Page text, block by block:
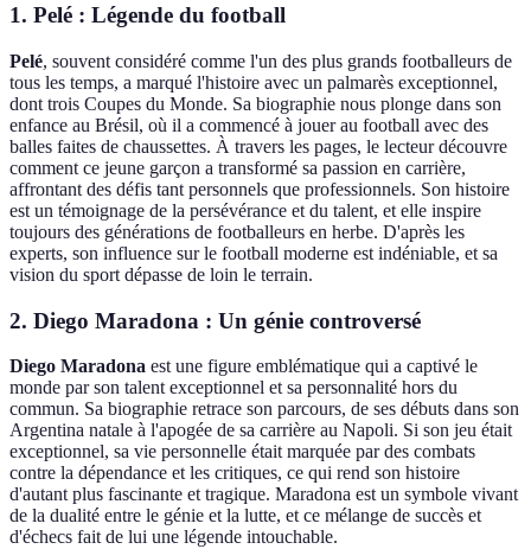
1. Pelé : Légende du football
Pelé, souvent considéré comme l'un des plus grands footballeurs de
tous les temps, a marqué l'histoire avec un palmarès exceptionnel,
dont trois Coupes du Monde. Sa biographie nous plonge dans son
enfance au Brésil, où il a commencé à jouer au football avec des
balles faites de chaussettes. À travers les pages, le lecteur découvre
comment ce jeune garçon a transformé sa passion en carrière,
affrontant des défis tant personnels que professionnels. Son histoire
est un témoignage de la persévérance et du talent, et elle inspire
toujours des générations de footballeurs en herbe. D'après les
experts, son influence sur le football moderne est indéniable, et sa
vision du sport dépasse de loin le terrain.
2. Diego Maradona : Un génie controversé
Diego Maradona est une figure emblématique qui a captivé le
monde par son talent exceptionnel et sa personnalité hors du
commun. Sa biographie retrace son parcours, de ses débuts dans son
Argentina natale à l'apogée de sa carrière au Napoli. Si son jeu était
exceptionnel, sa vie personnelle était marquée par des combats
contre la dépendance et les critiques, ce qui rend son histoire
d'autant plus fascinante et tragique. Maradona est un symbole vivant
de la dualité entre le génie et la lutte, et ce mélange de succès et
d'échecs fait de lui une légende intouchable.